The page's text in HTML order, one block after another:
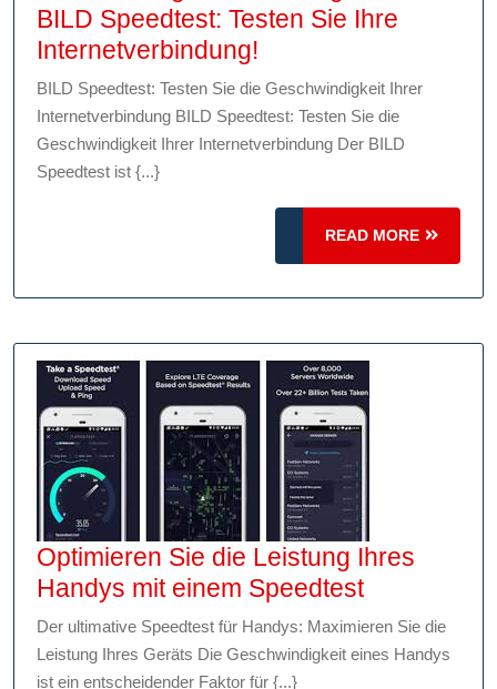
BILD Speedtest: Testen Sie Ihre
Internetverbindung!
mit
dem
BILD
Testen
Ihre
Internetverbindung!
BILD Speedtest: Testen Sie die Geschwindigkeit Ihrer
Internetverbindung BILD Speedtest: Testen Sie die
Geschwindigkeit Ihrer Internetverbindung Der BILD
Speedtest ist {...}
READ MORE
READ
MORE
Optimieren Sie die Leistung Ihres
Handys mit einem SpeedtestOptimieren
Sie
die
Der ultimative Speedtest für Handys: Maximieren Sie die
Leistung Ihres Geräts Die Geschwindigkeit eines Handys
ist ein entscheidender Faktor für {...}